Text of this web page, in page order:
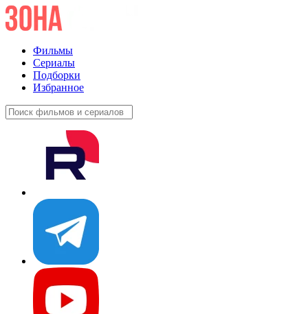
Фильмы
Сериалы
Подборки
Избранное